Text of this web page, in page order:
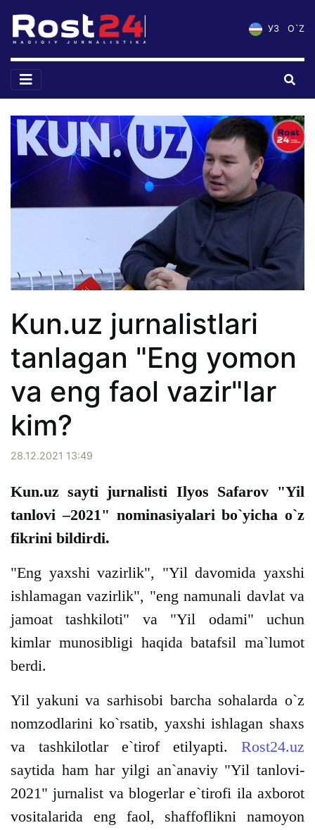
УЗ O`Z
Kun.uz jurnalistlari
tanlagan "Eng yomon
va eng faol vazir"lar
kim?
28.12.2021 13:49
Kun.uz sayti jurnalisti Ilyos Safarov "Yil
tanlovi –2021" nominasiyalari bo`yicha o`z
fikrini bildirdi.
"Eng yaxshi vazirlik", "Yil davomida yaxshi
ishlamagan vazirlik", "eng namunali davlat va
jamoat tashkiloti" va "Yil odami" uchun
kimlar munosibligi haqida batafsil ma`lumot
berdi.
Yil yakuni va sarhisobi barcha sohalarda o`z
nomzodlarini ko`rsatib, yaxshi ishlagan shaxs
va tashkilotlar e`tirof etilyapti. Rost24.uz
saytida ham har yilgi an`anaviy "Yil tanlovi-
2021" jurnalist va blogerlar e`tirofi ila axborot
vositalarida eng faol, shaffoflikni namoyon